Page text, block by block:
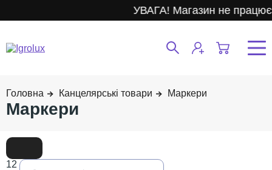
УВАГА! Магазин не працює.
Канцелярські товари Маркери
Маркери
12